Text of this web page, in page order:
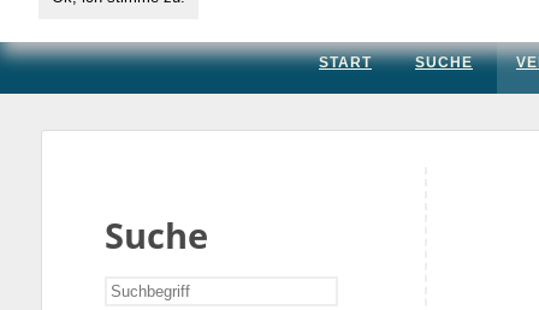
START SUCHE
Suche